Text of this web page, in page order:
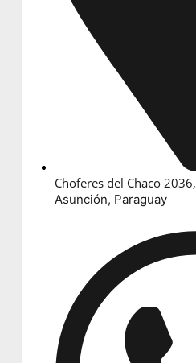
Choferes del Chaco 2036,
Asunción, Paraguay